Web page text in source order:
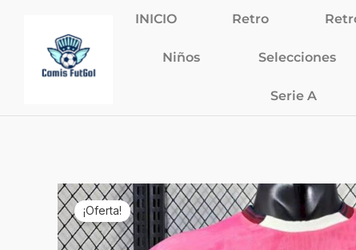
contenido
INICIO Retro
Niños Selecciones
Serie A
¡Oferta!